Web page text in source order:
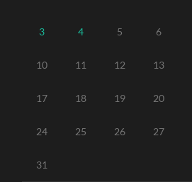
3 4 5 6
10 11 12 13
17 18 19 20
24 25 26 27
31